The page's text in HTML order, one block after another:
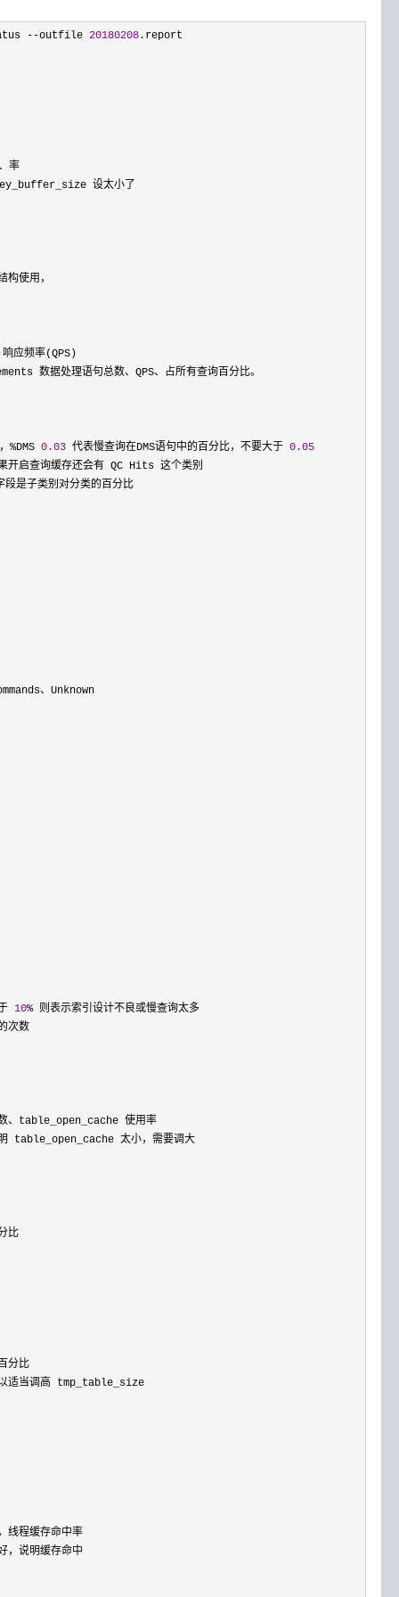
--outfile 20180208 .report
率
设太小了
使用，
频率(QPS)
数据处理语句总数、QPS、占所有查询百分比。
%DMS
0.03 代表慢查询在DMS语句中的百分比，不要大于 0.05
启查询缓存还会有 QC Hits 这个类别
是子类别对分类的百分比
、Unknown
10% 则表示索引设计不良或慢查询太多
数
、table_open_cache 使用率
太小，需要调大
比
比
适当调高 tmp_table_size
线程缓存命中率
明缓存命中